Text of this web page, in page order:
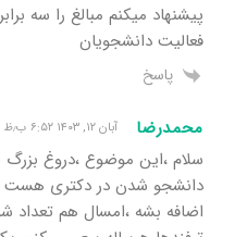
پیشنهاد میکنم مبالغ را سه
فعالیت دانشجویان
پاسخ
محمدرضا آبان ۱۲, ۱۴۰۳ ۶:۵۲ ب٫ظ
سلام ،این موضوع ،دروغ بزرگ
دانشجو شدن در دکتری هست
اضافه بشه ،امسال هم تعداد